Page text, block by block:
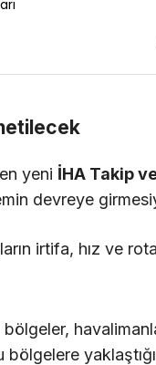
yeni İHA Takip
devreye
irtifa, hız ve